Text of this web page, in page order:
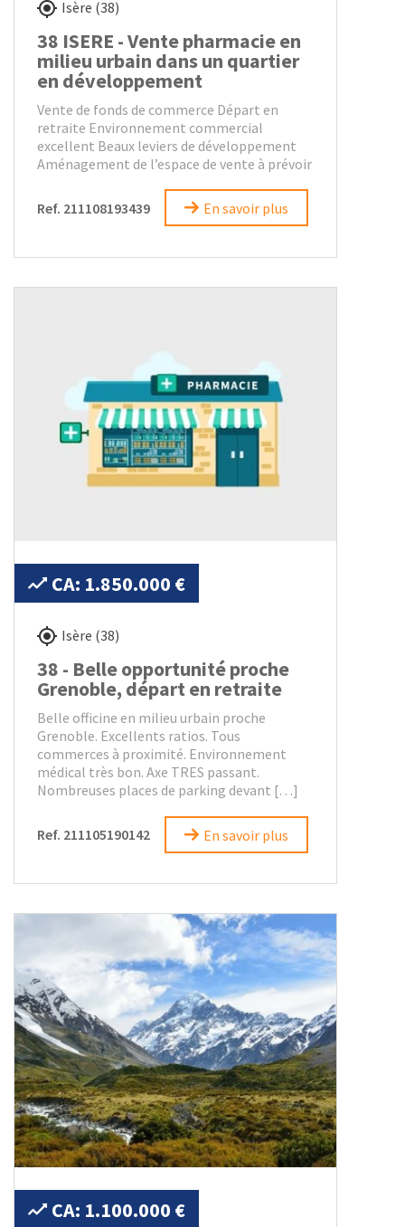
Isère (38)
38 ISERE - Vente pharmacie en
milieu urbain dans un quartier
en développement
Vente de fonds de commerce Départ en
retraite Environnement commercial
excellent Beaux leviers de développement
Aménagement de l’espace de vente à prévoir
Ref. 211108193439 En savoir plus
CA: 1.850.000 €
Isère (38)
38 - Belle opportunité proche
Grenoble, départ en retraite
Belle officine en milieu urbain proche
Grenoble. Excellents ratios. Tous
commerces à proximité. Environnement
médical très bon. Axe TRES passant.
Nombreuses places de parking devant […]
Ref. 211105190142 En savoir plus
CA: 1.100.000 €